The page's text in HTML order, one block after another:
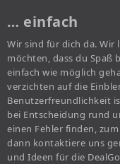
… einfach
Wir sind für dich da. Wir
möchten, dass du Spaß
einfach wie möglich
verzichten auf die
Benutzerfreundlichkeit
bei Entscheidung rund
einen Fehler finden,
dann kontaktiere uns
und Ideen für die